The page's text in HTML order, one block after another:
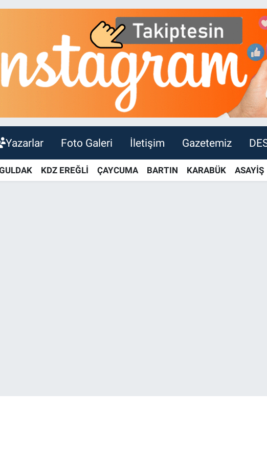
Yazarlar Foto Galeri İletişim Gazetemiz
KDZ EREĞLİ ÇAYCUMA BARTIN KARABÜK ASAYİŞ